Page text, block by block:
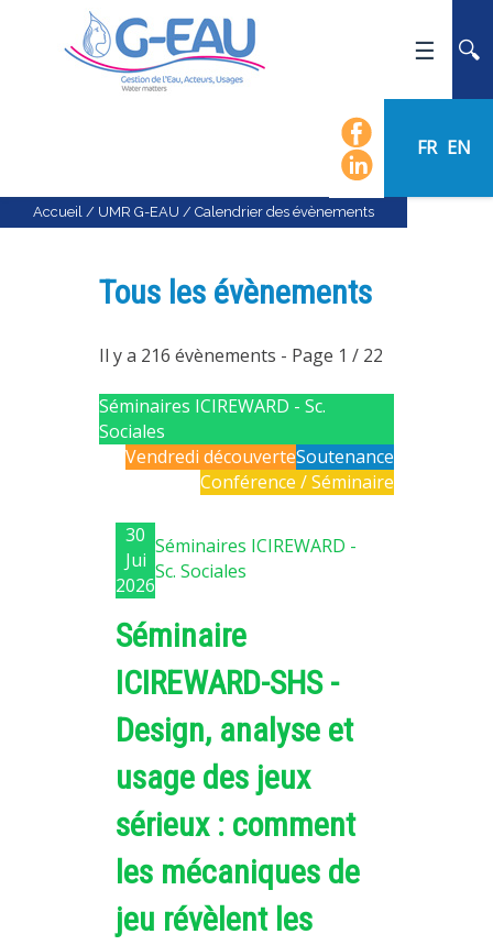
FR EN
ACTUALITÉS
ORGANIGRAMME
LISTE DU PERSONNEL
LES ÉQUIPES
RECRUTEMENT
IMPLANTATIONS GÉOGRAPHIQUES
PROJETS EN COURS
PROJETS TERMINÉS
NOS RÉSEAUX SCIENTIFIQUES ET TECHNIQUES
FORMATION
FORMATION CONTINUE
FORMATION DOCTORALE
THÈSES EN COURS
Accueil / UMR G-EAU / Calendrier des évènements
Tous les évènements
Il y a 216 évènements - Page 1 / 22
Séminaires ICIREWARD - Sc.
Sociales
Soutenance
Vendredi découverte
Conférence / Séminaire
30
Jui
2026
Séminaires ICIREWARD -
Sc. Sociales
Séminaire
ICIREWARD-SHS -
Design, analyse et
usage des jeux
sérieux : comment
les mécaniques de
jeu révèlent les